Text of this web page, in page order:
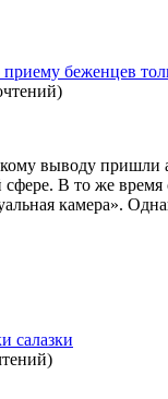
приему беженцев
)
выводу пришли
В то же
камера».
салазки
)